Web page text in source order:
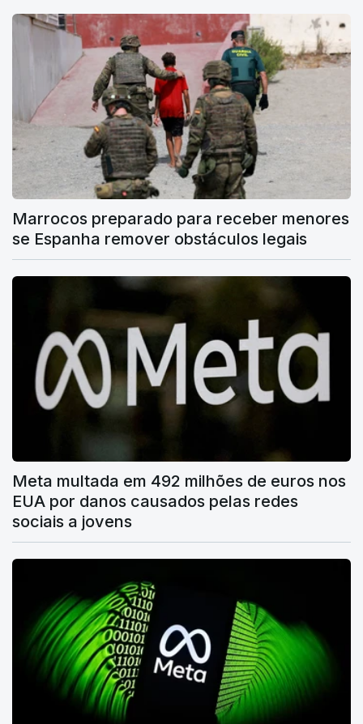
Marrocos preparado para receber menores
se Espanha remover obstáculos legais
Meta multada em 492 milhões de euros nos
EUA por danos causados pelas redes
sociais a jovens